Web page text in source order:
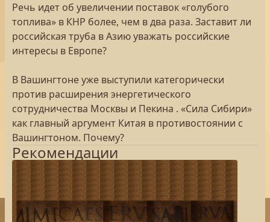
Речь идет об увеличении поставок «голубого
топлива» в КНР более, чем в два раза. Заставит ли
российская труба в Азию уважать российские
интересы в Европе?
В Вашингтоне уже выступили категорически
против расширения энергетического
сотрудничества Москвы и Пекина . «Сила Сибири»
как главный аргумент Китая в противостоянии с
Вашингтоном. Почему?
Рекомендации